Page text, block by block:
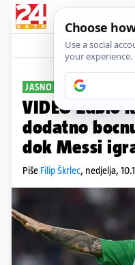
JASNO JE ODGOVORIO
VIDEO Zabio
dodatno
dok Messi
Piše Filip Škrlec, nedjelja,